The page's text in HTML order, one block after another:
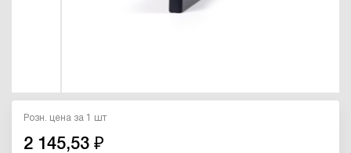
Розн. цена за 1 шт
2 145,53 ₽